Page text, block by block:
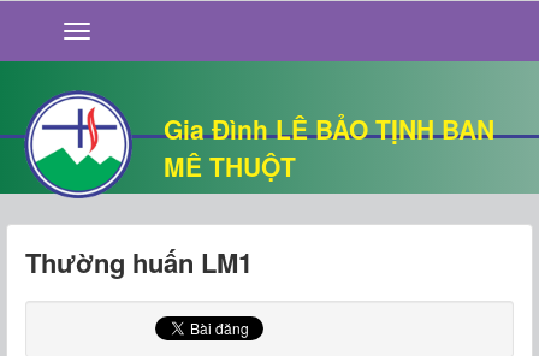
Gia Đình LÊ BẢO TỊNH BAN
MÊ THUỘT
GIỚI THIỆU
TIN TỨC
SỐNG ĐẠO
CHUYỆN NHÀ
QUÁN VĂN
THƯ GIÃN
Thường huấn LM1